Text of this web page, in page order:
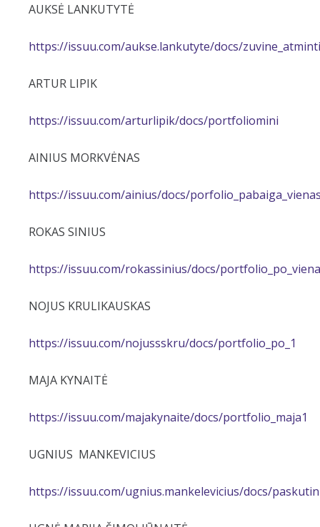
AUKSĖ LANKUTYTĖ
https://issuu.com/aukse.lankutyte/docs/
ARTUR LIPIK
https://issuu.com/arturlipik/docs/portfoliomini
AINIUS MORKVĖNAS
https://issuu.com/ainius/docs/
ROKAS SINIUS
https://issuu.com/rokassinius/docs/portfolio_po_viena
NOJUS KRULIKAUSKAS
https://issuu.com/nojussskru/docs/portfolio_po_1
MAJA KYNAITĖ
https://issuu.com/majakynaite/docs/portfolio_maja1
UGNIUS MANKEVICIUS
https://issuu.com/ugnius.mankelevicius/docs/